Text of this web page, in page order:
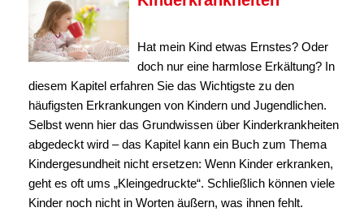
Hat mein Kind etwas Ernstes? Oder
doch nur eine harmlose Erkältung? In
diesem Kapitel erfahren Sie das Wichtigste zu den
häufigsten Erkrankungen von Kindern und Jugendlichen.
Selbst wenn hier das Grundwissen über Kinderkrankheiten
abgedeckt wird – das Kapitel kann ein Buch zum Thema
Kindergesundheit nicht ersetzen: Wenn Kinder erkranken,
geht es oft ums „Kleingedruckte“. Schließlich können viele
Kinder noch nicht in Worten äußern, was ihnen fehlt.